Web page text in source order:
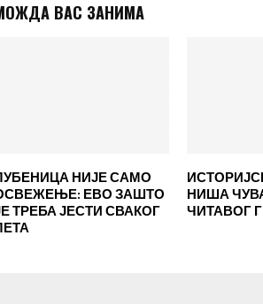
ВАС ЗАНИМА
НИЈЕ САМО
ЕВО ЗАШТО
ТРЕБА ЈЕСТИ СВАКОГ
НИША
ЧИТАВОГ